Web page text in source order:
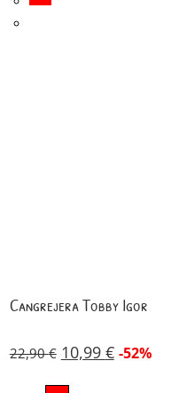
Cangrejera Tobby Igor
22,90€ 10,99 € -52%